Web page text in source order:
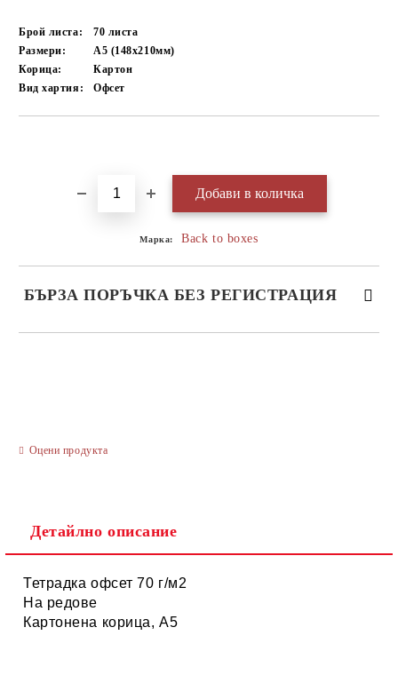
Брой листа: 70 листа
Размери:
A5 (148x210мм)
Корица:
Картон
Вид хартия:
Офсет
Марка: Back to boxes
БЪРЗА ПОРЪЧКА БЕЗ РЕГИСТРАЦИЯ
Оцени продукта
Детайлно описание
Тетрадка офсет 70 г/м2
На редове
Картонена корица, А5